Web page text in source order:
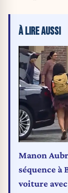
À LIRE AUSSI
Manon
séquence à
voiture